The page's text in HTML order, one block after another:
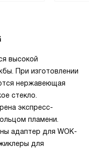
высокой
При изготовлении
нержавеющая
стекло.
экспресс-
пламени.
адаптер для WOK-
для